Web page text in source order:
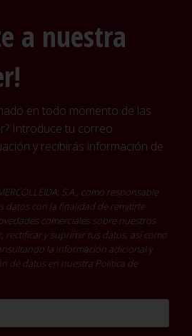
a nuestra
en todo momento de las
Introduce tu correo
y recibirás información de
S.A., como responsable
datos con la finalidad de remitirte
comerciales sobre nuestros
rectificar y suprimir tus datos, así como
la información adicional y
de datos en nuestra Política de